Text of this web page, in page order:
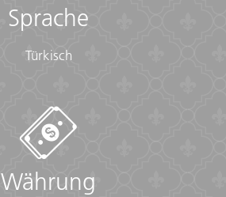
Sprache
Türkisch
Währung